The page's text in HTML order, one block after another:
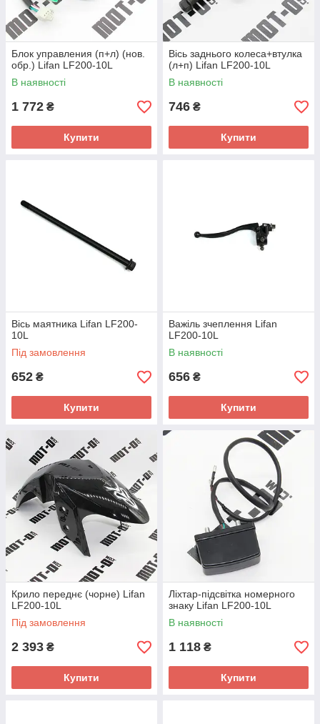
Блок управления (п+л) (нов.
обр.) Lifan LF200-10L
В наявності
1 772 ₴
Купити
Вісь заднього колеса+втулка
(л+п) Lifan LF200-10L
В наявності
746 ₴
Купити
Вісь маятника Lifan LF200-
10L
Під замовлення
652 ₴
Купити
Важіль зчеплення Lifan
LF200-10L
В наявності
656 ₴
Купити
Крило переднє (чорне) Lifan
LF200-10L
Під замовлення
2 393 ₴
Купити
Ліхтар-підсвітка номерного
знаку Lifan LF200-10L
В наявності
1 118 ₴
Купити